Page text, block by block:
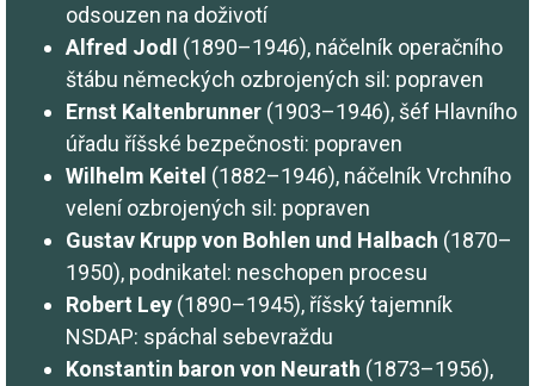
odsouzen na doživotí
Alfred Jodl (1890–1946), náčelník operačního
štábu německých ozbrojených sil: popraven
Ernst Kaltenbrunner (1903–1946), šéf Hlavního
úřadu říšské bezpečnosti: popraven
Wilhelm Keitel (1882–1946), náčelník Vrchního
velení ozbrojených sil: popraven
Gustav Krupp von Bohlen und Halbach (1870–
1950), podnikatel: neschopen procesu
Robert Ley (1890–1945), říšský tajemník
NSDAP: spáchal sebevraždu
Konstantin baron von Neurath (1873–1956),